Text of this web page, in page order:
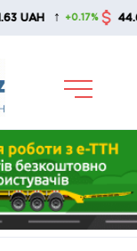
↑ +0.17% 44.69 UAH